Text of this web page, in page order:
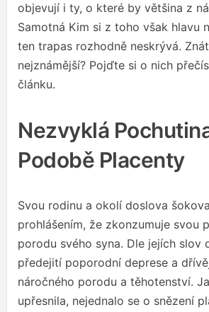
objevují i ty, o které by většina z
Samotná Kim si z toho však hlavu
ten trapas rozhodně neskrývá.
nejznámější? Pojďte si o nich
článku.
Nezvyklá
Podobě Placenty
Svou rodinu a okolí doslova
prohlášením, že zkonzumuje svou
porodu svého syna. Dle jejích slov
předejití poporodní deprese a
náročného porodu a těhotenství.
upřesnila, nejednalo se o snězení